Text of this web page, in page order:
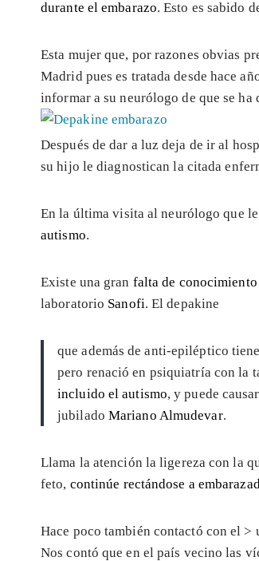
durante el embarazo. Esto es sabido
Esta mujer que, por razones obvias
Madrid pues es tratada desde hace
informar a su neurólogo de que se ha
Después de dar a luz deja de ir al
su hijo le diagnostican la citada
En la última visita al neurólogo que
autismo.
Existe una gran falta de
laboratorio Sanofi. El depakine
que además de anti-epiléptico
pero renació en psiquiatría con la
incluido el autismo, y puede
jubilado Mariano Almudevar.
Llama la atención la ligereza con la
feto, continúe rectándose a
Hace poco también contactó con el >
Nos contó que en el país vecino las